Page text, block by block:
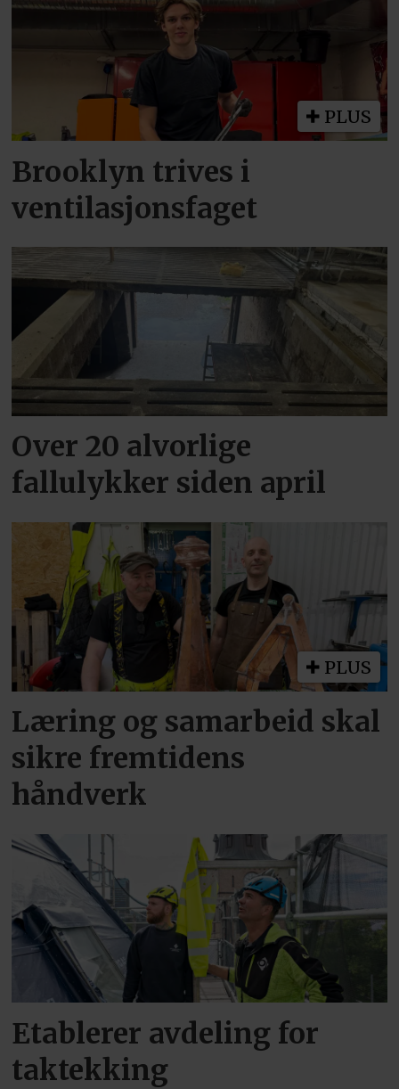
PLUS
Brooklyn trives i
ventilasjonsfaget
Over 20 alvorlige
fallulykker siden april
PLUS
Læring og samarbeid skal
sikre fremtidens
håndverk
Etablerer avdeling for
taktekking